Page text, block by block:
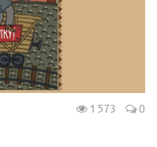
1 573 0